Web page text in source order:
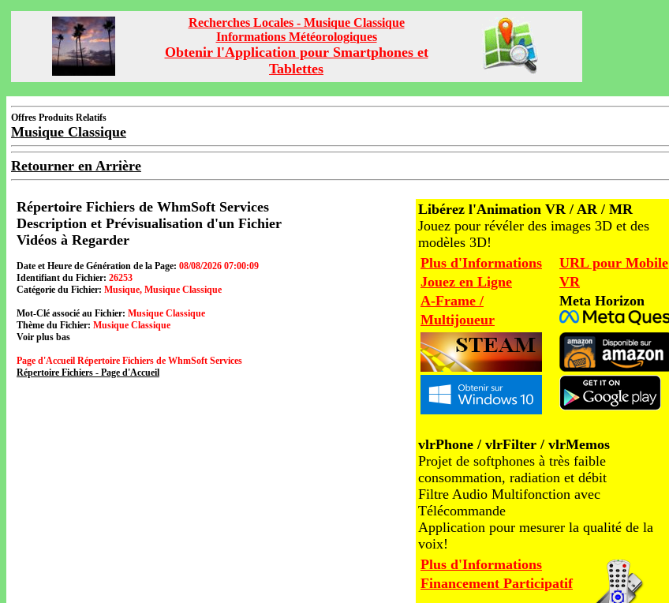
Recherches Locales - Musique Classique
Informations Météorologiques
Obtenir l'Application pour Smartphones et
Tablettes
Offres Produits Relatifs
Musique Classique
Retourner en Arrière
Répertoire Fichiers de WhmSoft Services
Description et Prévisualisation d'un Fichier
Vidéos à Regarder
Date et Heure de Génération de la Page: 08/08/2026 07:00:09
Identifiant du Fichier: 26253
Catégorie du Fichier: Musique, Musique Classique
Mot-Clé associé au Fichier: Musique Classique
Thème du Fichier: Musique Classique
Voir plus bas
Page d'Accueil Répertoire Fichiers de WhmSoft Services
Répertoire Fichiers - Page d'Accueil
Libérez l'Animation VR / AR / MR
Jouez pour révéler des images 3D et des
modèles 3D!
Plus d'Informations
Jouez en Ligne
A-Frame /
Multijoueur
URL pour Mobile
VR
Meta Horizon
vlrPhone / vlrFilter / vlrMemos
Projet de softphones à très faible
consommation, radiation et débit
Filtre Audio Multifonction avec
Télécommande
Application pour mesurer la qualité de la
voix!
Plus d'Informations
Financement Participatif